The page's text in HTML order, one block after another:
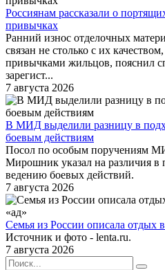
Россиянам рассказали о
привычках
Ранний износ отделочных
связан не столько с их
привычками жильцов, пояснил
зарегист...
7 августа 2026
В МИД выделили разницу в
боевым действиям
Посол по особым поручениям
Мирошник указал на различия
ведению боевых действий.
7 августа 2026
Семья из России описала отдых
Источник и фото - lenta.ru.
7 августа 2026